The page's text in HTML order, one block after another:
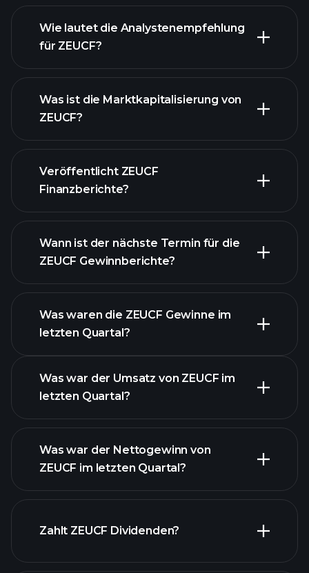
ZEUCF Diagramm
Wie lautet die Analystenempfehlung
für ZEUCF?
Was ist die Marktkapitalisierung von
ZEUCF?
unsere Liste der Aktien
Veröffentlicht ZEUCF
Finanzberichte?
Finanzberichte von
ZEUCF
Wann ist der nächste Termin für die
ZEUCF Gewinnberichte?
Was waren die ZEUCF Gewinne im
letzten Quartal?
ZEUCF Gewinnen
Was war der Umsatz von ZEUCF im
letzten Quartal?
Was war der Nettogewinn von
ZEUCF im letzten Quartal?
Zahlt ZEUCF Dividenden?